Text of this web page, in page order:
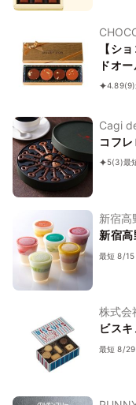
【シ
ドオ
4.89(9)
Cagi
コフ
5(3)最
新宿高
新宿
最短 8/15
株式会
ビス
最短 8/29